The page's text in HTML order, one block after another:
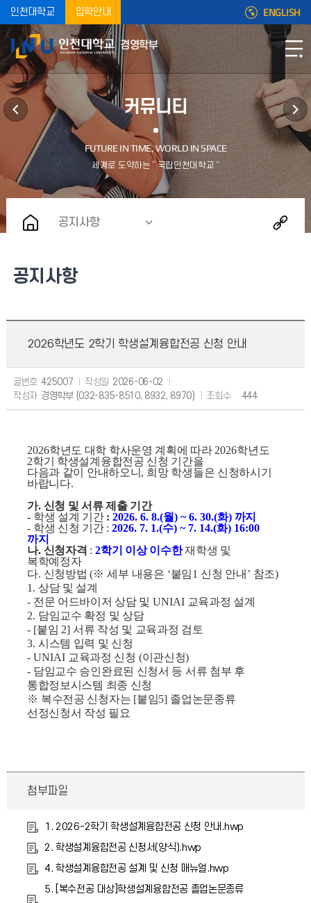
인천대학교 입학안내 ENGLISH
경영학부
커뮤니티
공지사항
공지사항
2026학년도 2학기 학생설계융합전공 신청 안내
글번호 425007 작성일 2026-06-02
작성자 경영학부 (032-835-8510, 8932, 8970) 조회수 444
2026학년도 대학 학사운영 계획에 따라 2026학년도
2학기 학생설계융합전공 신청 기간을
다음과 같이 안내하오니 , 희망 학생들은 신청하시기
바랍니다.
가. 신청 및 서류 제출 기간
- 학생 설계 기간 :2026. 6. 8.(월) ~ 6. 30.(화) 까지
- 학생 신청 기간 :2026. 7. 1.(수) ~ 7. 14.(화) 16:00
까지
나. 신청자격 :2학기 이상 이수한재학생 및
복학예정자
다. 신청방법 (※ 세부 내용은 ‘붙임1 신청 안내 ’ 참조)
1. 상담 및 설계
- 전문 어드바이저 상담 및 UNIAI 교육과정 설계
2. 담임교수 확정 및 상담
- [붙임 2]서류 작성 및 교육과정 검토
3. 시스템 입력 및 신청
- UNIAI 교육과정 신청 (이관신청)
- 담임교수 승인완료된 신청서 등 서류 첨부 후
통합정보시스템 최종 신청
※ 복수전공 신청자는 [붙임5] 졸업논문종류
선정신청서 작성 필요
첨부파일
1. 2026-2학기 학생설계융합전공 신청 안내.hwp
2. 학생설계융합전공 신청서(양식).hwp
4. 학생설계융합전공 설계 및 신청 매뉴얼.hwp
5. [복수전공 대상]학생설계융합전공 졸업논문종류